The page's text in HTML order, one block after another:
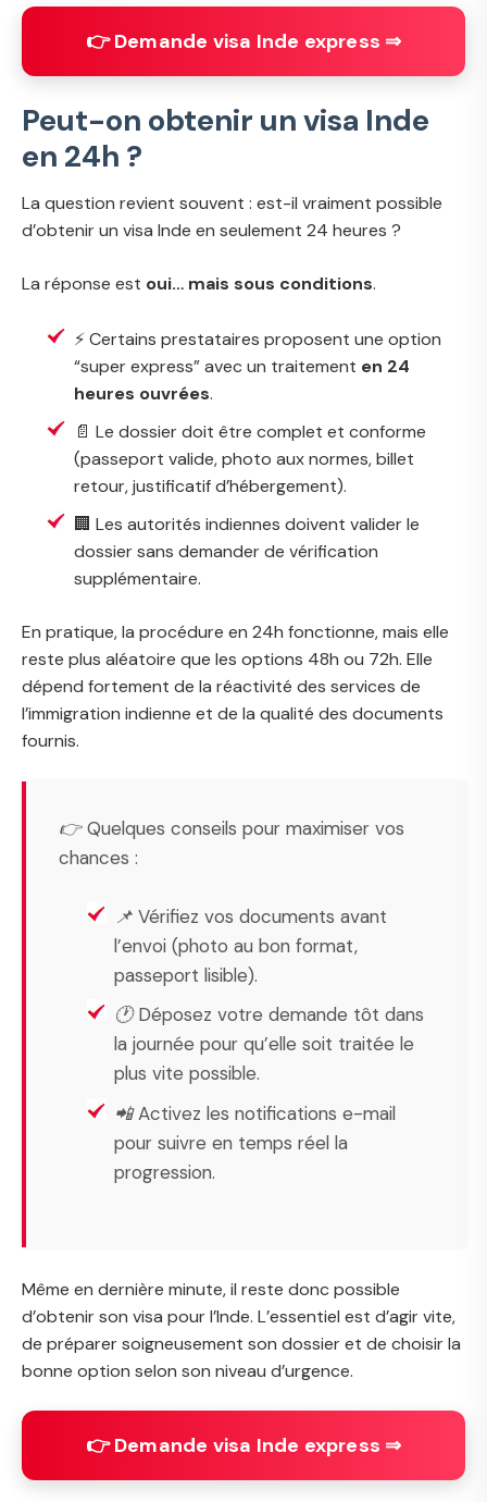
👉 Demande visa Inde express ⇒
Peut-on obtenir un visa Inde
en 24h ?
La question revient souvent : est-il vraiment possible
d’obtenir un visa Inde en seulement 24 heures ?
La réponse est oui… mais sous conditions.
⚡ Certains prestataires proposent une option
“super express” avec un traitement en 24
heures ouvrées.
📄 Le dossier doit être complet et conforme
(passeport valide, photo aux normes, billet
retour, justificatif d’hébergement).
🏢 Les autorités indiennes doivent valider le
dossier sans demander de vérification
supplémentaire.
En pratique, la procédure en 24h fonctionne, mais elle
reste plus aléatoire que les options 48h ou 72h. Elle
dépend fortement de la réactivité des services de
l’immigration indienne et de la qualité des documents
fournis.
👉 Quelques conseils pour maximiser vos
chances :
📌 Vérifiez vos documents avant
l’envoi (photo au bon format,
passeport lisible).
🕐 Déposez votre demande tôt dans
la journée pour qu’elle soit traitée le
plus vite possible.
📲 Activez les notifications e-mail
pour suivre en temps réel la
progression.
Même en dernière minute, il reste donc possible
d’obtenir son visa pour l’Inde. L’essentiel est d’agir vite,
de préparer soigneusement son dossier et de choisir la
bonne option selon son niveau d’urgence.
👉 Demande visa Inde express ⇒